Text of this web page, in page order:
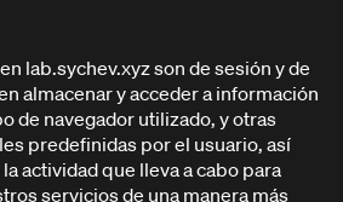
lab.sychev.xyz son de sesión y de
almacenar y acceder a información
de navegador utilizado, y otras
predefinidas por el usuario, así
actividad que lleva a cabo para
servicios de una manera más